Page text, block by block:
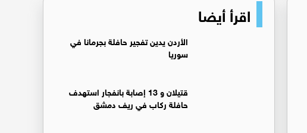
اقرأ أيضا
الأردن يدين تفجير حافلة بجرمانا في
سوريا
قتيلان و 13 إصابة بانفجار استهدف
حافلة ركاب في ريف دمشق